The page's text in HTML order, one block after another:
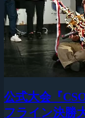
公式大会『
フライン決勝